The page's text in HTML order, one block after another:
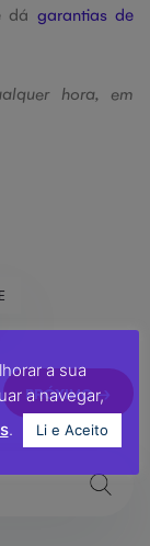
dá garantias de
hora, em
PRÓXIMO →
a sua
a navegar,
. Li e Aceito